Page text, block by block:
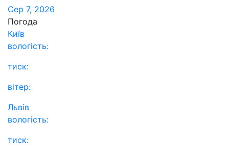
Сер 7, 2026
Погода
Київ
вологість:
тиск:
вітер:
Львів
вологість:
тиск: